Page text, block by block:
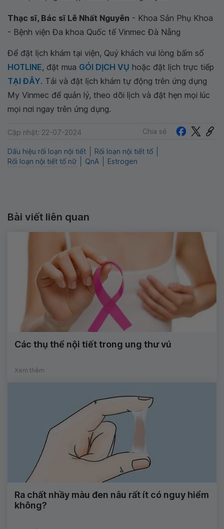
Thạc sĩ, Bác sĩ Lê Nhất Nguyên - Khoa Sản Phụ Khoa
- Bệnh viện Đa khoa Quốc tế Vinmec Đà Nẵng
Để đặt lịch khám tại viện, Quý khách vui lòng bấm số
HOTLINE, đặt mua GÓI DỊCH VỤ hoặc đặt lịch trực tiếp
TẠI ĐÂY. Tải và đặt lịch khám tự động trên ứng dụng
My Vinmec để quản lý, theo dõi lịch và đặt hẹn mọi lúc
mọi nơi ngay trên ứng dụng.
Cập nhật: 22-07-2024 Chia sẻ
Dấu hiệu rối loạn nội tiết
Rối loạn nội tiết tố
Rối loạn nội tiết tố nữ
QnA Estrogen
Bài viết liên quan
Các thụ thể nội tiết trong ung thư vú
Xem thêm
Ra chất nhầy màu đen nâu rất ít có nguy hiểm
không?